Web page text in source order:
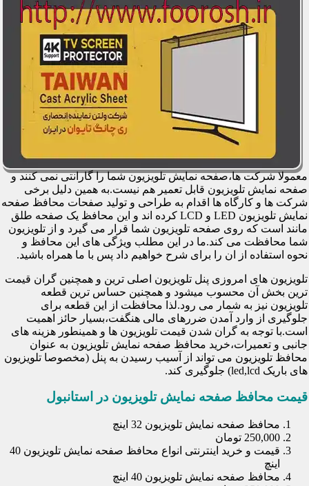
معمولا شرکت ها،صفحه نمایش تلویزیون شما را گارانتی نمی کنند و
صفحه نمایش تلویزیون قابل تعمیر هم نیست.به همین دلیل برخی
شرکت ها و کارگاه ها اقدام به طراحی و تولید صفحات محافظ صفحه
نمایش تلویزیون LED و LCD کرده اند و این محافظ یک صفحه طلق
مانند است که روی صفحه تلویزیون شما قرار می گیرد و از تلویزیون
شما محافظت می کند.ما در این مطلب ویژگی های این محافظ و
نحوه استفاده از ان را برای شرح خواهیم داد پس با ما همراه باشید.
تلویزیون های امروزی پنل تلویزیون اصلی ترین و همچنین گران قیمت
ترین بخش آن محسوب میشود و همچنین حساس ترین قطعه
تلویزیون نیز به شمار می رود.لذا محافظت از این قطعه برای
جلوگیری از وارد آمدن ضررهای مالی هنگفت،بسیار حائز اهمیت
است.با توجه به گران شدن قیمت تلویزیون ها و همینطور هزینه های
جانبی و تعمیرات،خرید محافظ صفحه نمایش تلویزیون به عنوان
محافظ تلویزیون می تواند از آسیب رسیدن به پنل (مخصوصا تلویزیون
های باریک led,lcd) جلوگیری کند.
قیمت محافظ صفحه نمایش تلویزیون در استانبول
محافظ صفحه نمایش تلویزیون 32 اینچ
250,000 تومان
قیمت و خرید اینترنتی انواع محافظ صفحه نمایش تلویزیون 40
اینچ
محافظ صفحه نمایش تلویزیون 40 اینچ